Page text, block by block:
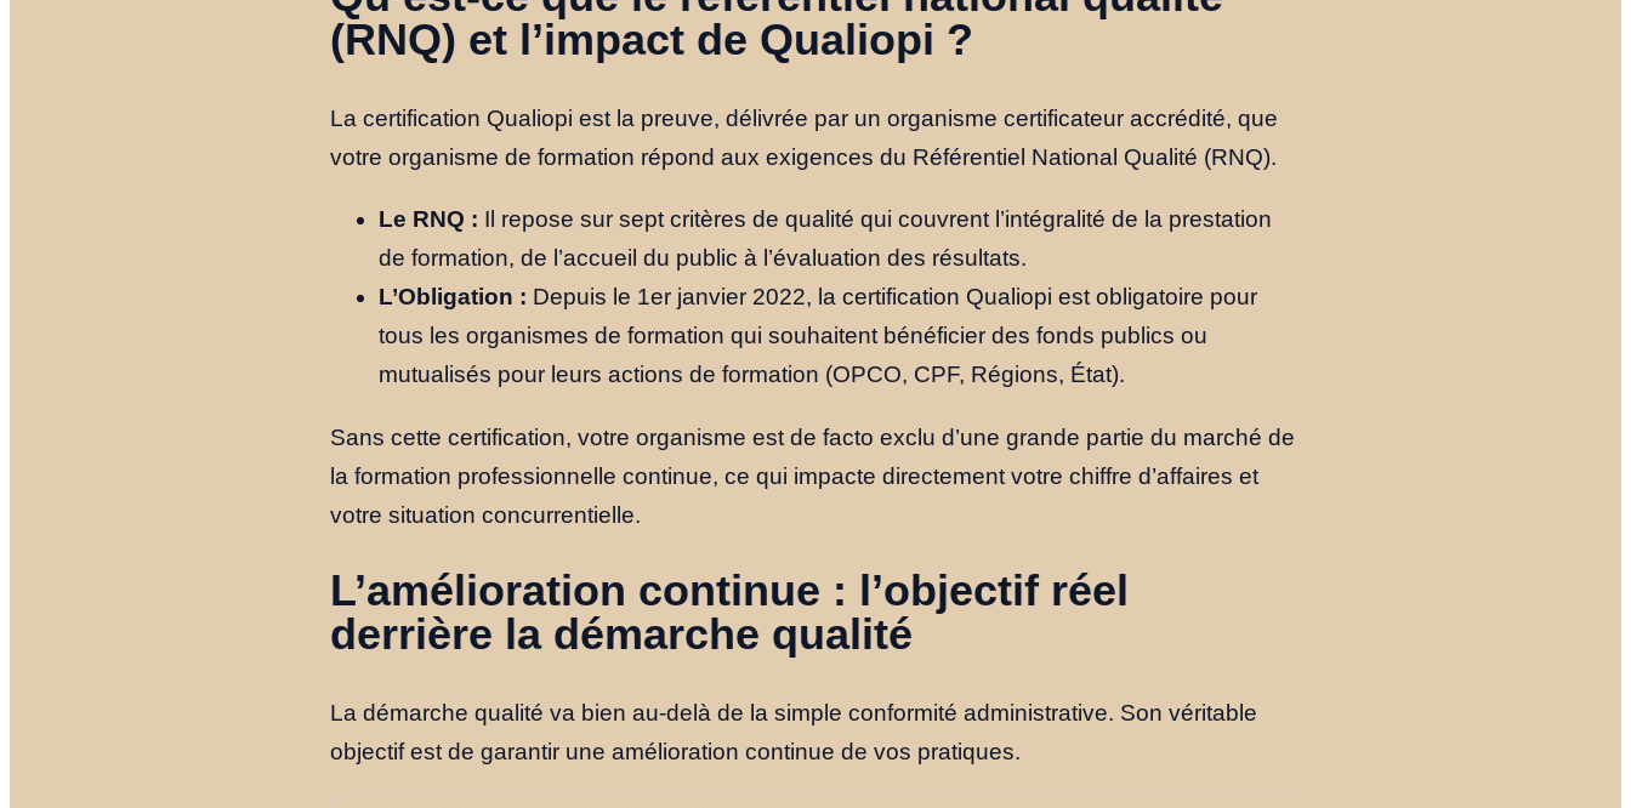
Le Fondateur
Ressources
NOUS TROUVER
YOUTUBE
LINKEDIN
LIEN
(RNQ) et l’impact de Qualiopi ?
La certification Qualiopi est la preuve, délivrée par un organisme certificateur accrédité, que
votre organisme de formation répond aux exigences du Référentiel National Qualité (RNQ).
Le RNQ : Il repose sur sept critères de qualité qui couvrent l’intégralité de la prestation
de formation, de l’accueil du public à l’évaluation des résultats.
L’Obligation : Depuis le 1er janvier 2022, la certification Qualiopi est obligatoire pour
tous les organismes de formation qui souhaitent bénéficier des fonds publics ou
mutualisés pour leurs actions de formation (OPCO, CPF, Régions, État).
Sans cette certification, votre organisme est de facto exclu d’une grande partie du marché de
la formation professionnelle continue, ce qui impacte directement votre chiffre d’affaires et
votre situation concurrentielle.
L’amélioration continue : l’objectif réel
derrière la démarche qualité
La démarche qualité va bien au-delà de la simple conformité administrative. Son véritable
objectif est de garantir une amélioration continue de vos pratiques.